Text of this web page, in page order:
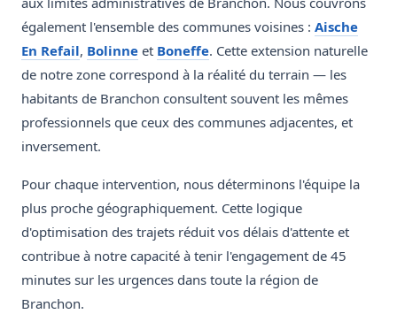
également l'ensemble des communes voisines : Aische
En Refail, Bolinne et Boneffe. Cette extension naturelle
de notre zone correspond à la réalité du terrain — les
habitants de Branchon consultent souvent les mêmes
professionnels que ceux des communes adjacentes, et
inversement.
Pour chaque intervention, nous déterminons l'équipe la
plus proche géographiquement. Cette logique
d'optimisation des trajets réduit vos délais d'attente et
contribue à notre capacité à tenir l'engagement de 45
minutes sur les urgences dans toute la région de
Branchon.